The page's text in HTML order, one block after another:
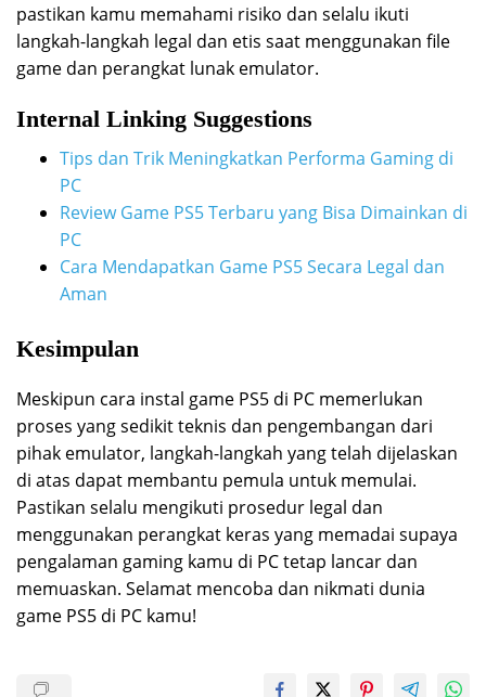
pastikan kamu memahami risiko dan selalu ikuti
langkah-langkah legal dan etis saat menggunakan file
game dan perangkat lunak emulator.
Internal Linking Suggestions
Tips dan Trik Meningkatkan Performa Gaming di
PC
Review Game PS5 Terbaru yang Bisa Dimainkan di
PC
Cara Mendapatkan Game PS5 Secara Legal dan
Aman
Kesimpulan
Meskipun cara instal game PS5 di PC memerlukan
proses yang sedikit teknis dan pengembangan dari
pihak emulator, langkah-langkah yang telah dijelaskan
di atas dapat membantu pemula untuk memulai.
Pastikan selalu mengikuti prosedur legal dan
menggunakan perangkat keras yang memadai supaya
pengalaman gaming kamu di PC tetap lancar dan
memuaskan. Selamat mencoba dan nikmati dunia
game PS5 di PC kamu!